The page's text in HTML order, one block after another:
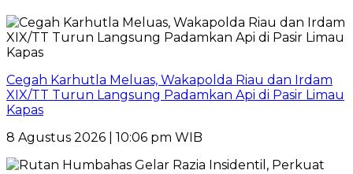
Cegah Karhutla Meluas, Wakapolda Riau dan Irdam
XIX/TT Turun Langsung Padamkan Api di Pasir Limau
Kapas
8 Agustus 2026 | 10:06 pm WIB